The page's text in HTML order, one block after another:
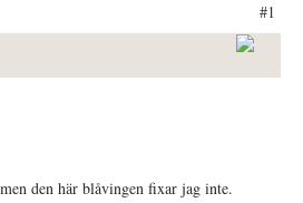
#1
den här blåvingen fixar jag inte.